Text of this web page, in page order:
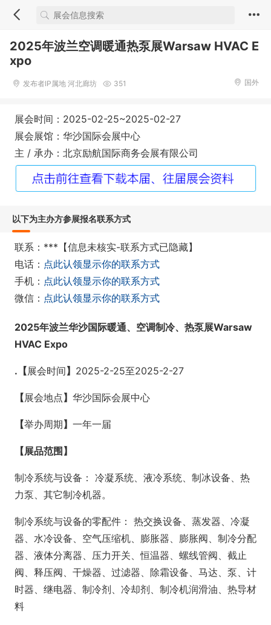
2025年波兰空调暖通热泵展Warsaw HVAC E
xpo
发布者IP属地 河北廊坊 351 国外
展会时间：2025-02-25~2025-02-27
展会展馆：华沙国际会展中心
主 / 承办：北京励航国际商务会展有限公司
以下为主办方参展报名联系方式
联系：***【信息未核实-联系方式已隐藏】
电话： 点此认领显示你的联系方式
手机： 点此认领显示你的联系方式
微信： 点此认领显示你的联系方式
2025年波兰华沙国际暖通、空调制冷、热泵展Warsaw
HVAC Expo
. 【展会时间】 2025-2-25至2025-2-27
【展会地点】 华沙国际会展中心
【举办周期】 一年一届
【展品范围】
制冷系统与设备： 冷凝系统、液冷系统、制冰设备、热
力泵、其它制冷机器。
制冷系统与设备的零配件： 热交换设备、蒸发器、冷凝
器、水冷设备、空气压缩机、膨胀器、膨胀阀、制冷分配
器、液体分离器、压力开关、恒温器、螺线管阀、截止
阀、释压阀、干燥器、过滤器、除霜设备、马达、泵、计
时器、继电器、制冷剂、冷却剂、制冷机润滑油、热导材
料